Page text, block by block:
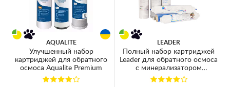
AQUALITE
Улучшенный набор
картриджей для обратного
осмоса Aqualite Premium
LEADER
Полный набор картриджей
Leader для обратного осмоса
с минерализатором
(мембрана 75GPD)